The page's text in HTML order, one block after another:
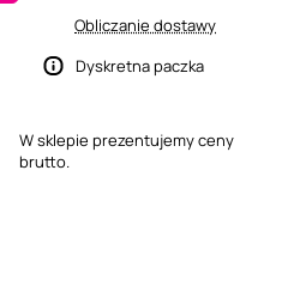
Obliczanie dostawy
Dyskretna paczka
W sklepie prezentujemy ceny
brutto.